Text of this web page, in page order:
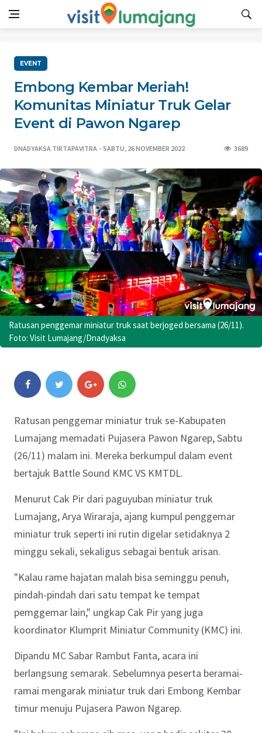
EVENT
Embong Kembar Meriah!
Komunitas Miniatur Truk Gelar
Event di Pawon Ngarep
DNADYAKSA TIRTAPAVITRA SABTU, 26 NOVEMBER 2022 3689
Ratusan penggemar miniatur truk saat berjoged bersama (26/11).
Foto: Visit Lumajang/Dnadyaksa
Ratusan penggemar miniatur truk se-Kabupaten
Lumajang memadati Pujasera Pawon Ngarep, Sabtu
(26/11) malam ini. Mereka berkumpul dalam event
bertajuk Battle Sound KMC VS KMTDL.
Menurut Cak Pir dari paguyuban miniatur truk
Lumajang, Arya Wiraraja, ajang kumpul penggemar
miniatur truk seperti ini rutin digelar setidaknya 2
minggu sekali, sekaligus sebagai bentuk arisan.
"Kalau rame hajatan malah bisa seminggu penuh,
pindah-pindah dari satu tempat ke tempat
pemggemar lain," ungkap Cak Pir yang juga
koordinator Klumprit Miniatur Community (KMC) ini.
Dipandu MC Sabar Rambut Fanta, acara ini
berlangsung semarak. Sebelumnya peserta beramai-
ramai mengarak miniatur truk dari Embong Kembar
timur menuju Pujasera Pawon Ngarep.